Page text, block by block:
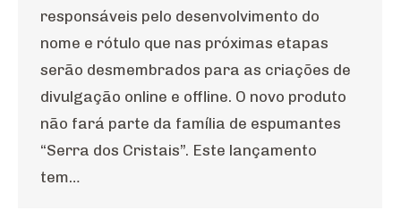
responsáveis pelo desenvolvimento do
nome e rótulo que nas próximas etapas
serão desmembrados para as criações de
divulgação online e offline. O novo produto
não fará parte da família de espumantes
“Serra dos Cristais”. Este lançamento
tem…